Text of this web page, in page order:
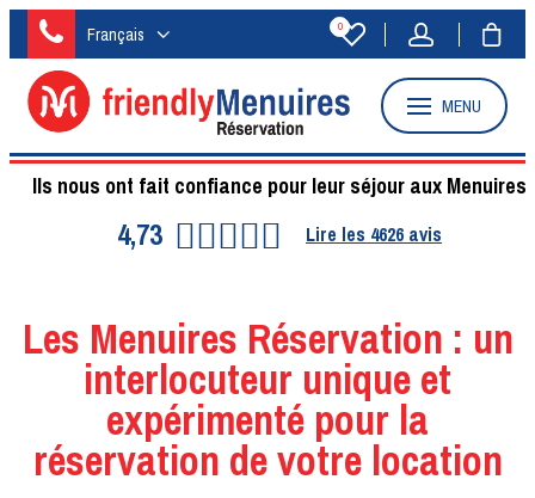
Français 0
MENU
Ils nous ont fait confiance pour leur séjour aux Menuires
4,73 Lire les 4626 avis
Les Menuires Réservation : un
interlocuteur unique et
expérimenté pour la
réservation de votre location